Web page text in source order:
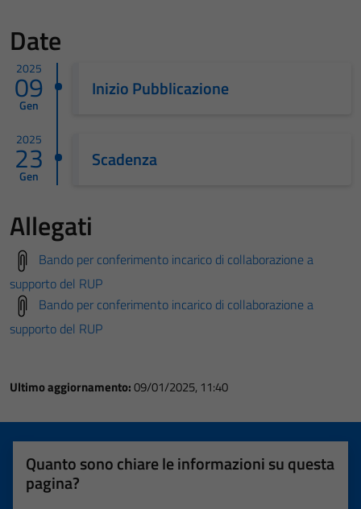
Date
2025
09
Gen
Inizio Pubblicazione
2025
23
Gen
Scadenza
Allegati
Bando per conferimento incarico di collaborazione a
supporto del RUP
Bando per conferimento incarico di collaborazione a
supporto del RUP
Ultimo aggiornamento:09/01/2025, 11:40
Quanto sono chiare le informazioni su questa
pagina?